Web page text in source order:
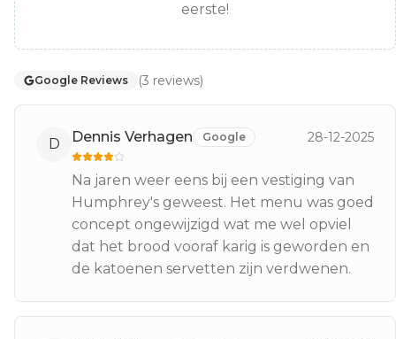
eerste!
Google Reviews (3 reviews)
D Dennis Verhagen Google 28-12-2025
Na jaren weer eens bij een vestiging van
Humphrey's geweest. Het menu was goed
concept ongewijzigd wat me wel opviel
dat het brood vooraf karig is geworden en
de katoenen servetten zijn verdwenen.